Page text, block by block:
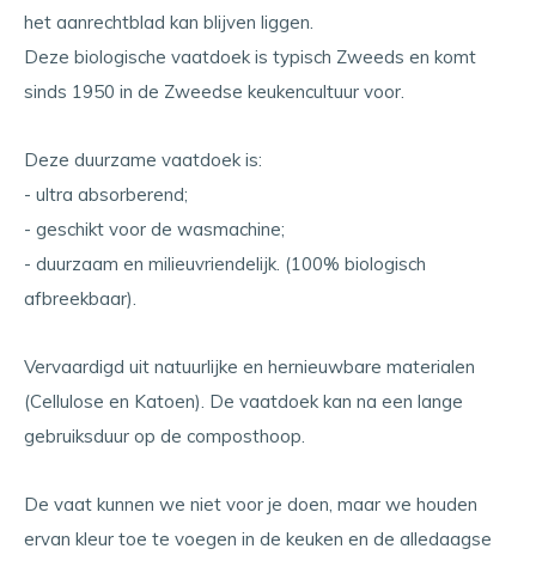
het aanrechtblad kan blijven liggen.
Deze biologische vaatdoek is typisch Zweeds en komt
sinds 1950 in de Zweedse keukencultuur voor.
Deze duurzame vaatdoek is:
- ultra absorberend;
- geschikt voor de wasmachine;
- duurzaam en milieuvriendelijk. (100% biologisch
afbreekbaar).
Vervaardigd uit natuurlijke en hernieuwbare materialen
(Cellulose en Katoen). De vaatdoek kan na een lange
gebruiksduur op de composthoop.
De vaat kunnen we niet voor je doen, maar we houden
ervan kleur toe te voegen in de keuken en de alledaagse